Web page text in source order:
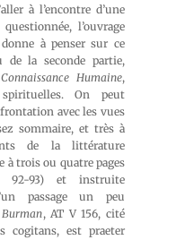
à l’encontre d’une
l’ouvrage
à penser sur ce
de la seconde partie,
Humaine,
spirituelles. On peut
avec les vues
sommaire, et très à
de la littérature
à trois ou quatre pages
92-93) et instruite
passage un peu
, AT V 156, cité
est praeter